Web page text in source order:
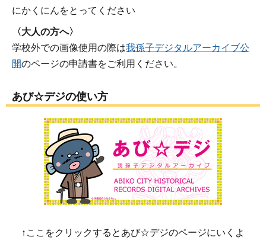
にかくにんをとってください
〈大人の方へ〉
学校外での画像使用の際は我孫子デジタルアーカイブ公
開のページの申請書をご利用ください。
あび☆デジの使い方
↑ここをクリックするとあび☆デジのページにいくよ